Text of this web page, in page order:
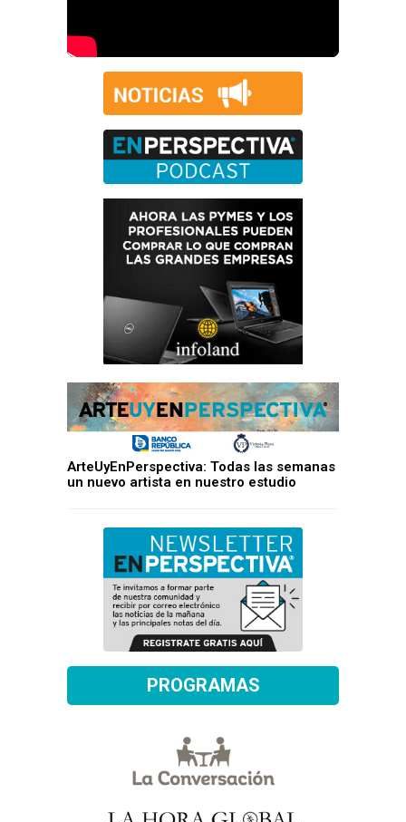
ArteUyEnPerspectiva: Todas las semanas
un nuevo artista en nuestro estudio
PROGRAMAS